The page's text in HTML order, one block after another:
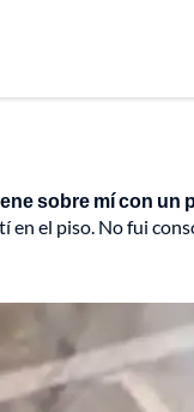
sobre mí con un
en el piso. No fui